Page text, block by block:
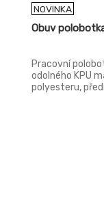
NOVINKA
Obuv
Pracovní
odolného KPU
polyesteru,